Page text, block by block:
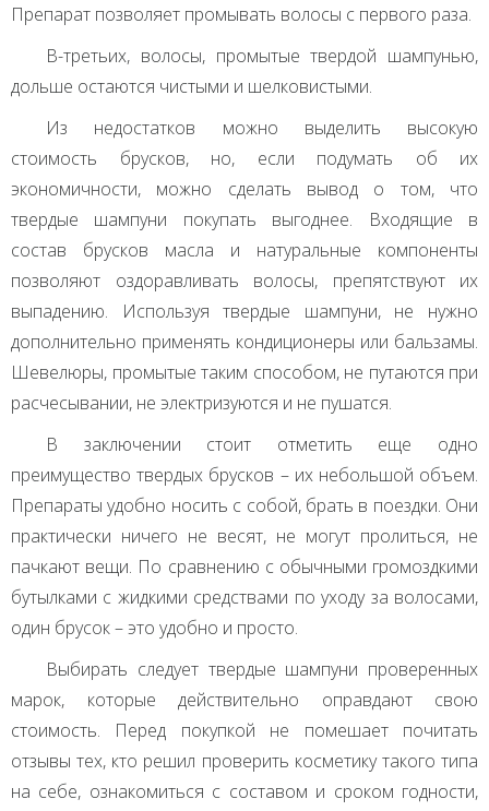
Препарат позволяет промывать волосы с первого раза.
В-третьих, волосы, промытые твердой шампунью,
дольше остаются чистыми и шелковистыми.
Из недостатков можно выделить высокую
стоимость брусков, но, если подумать об их
экономичности, можно сделать вывод о том, что
твердые шампуни покупать выгоднее. Входящие в
состав брусков масла и натуральные компоненты
позволяют оздоравливать волосы, препятствуют их
выпадению. Используя твердые шампуни, не нужно
дополнительно применять кондиционеры или бальзамы.
Шевелюры, промытые таким способом, не путаются при
расчесывании, не электризуются и не пушатся.
В заключении стоит отметить еще одно
преимущество твердых брусков – их небольшой объем.
Препараты удобно носить с собой, брать в поездки. Они
практически ничего не весят, не могут пролиться, не
пачкают вещи. По сравнению с обычными громоздкими
бутылками с жидкими средствами по уходу за волосами,
один брусок – это удобно и просто.
Выбирать следует твердые шампуни проверенных
марок, которые действительно оправдают свою
стоимость. Перед покупкой не помешает почитать
отзывы тех, кто решил проверить косметику такого типа
на себе, ознакомиться с составом и сроком годности,